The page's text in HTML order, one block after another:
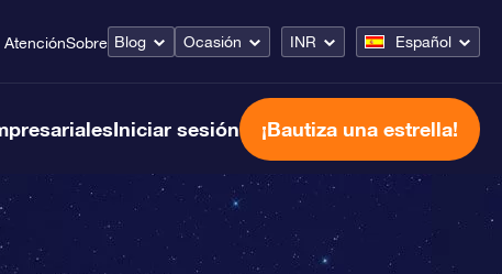
AtenciónSobre Blog Ocasión INR Español
Iniciar sesión ¡Bautiza una estrella!